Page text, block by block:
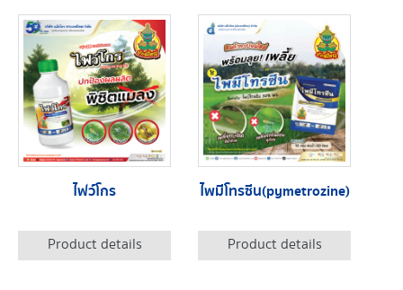
ไฟว์โกร
Product details
ไพมีโทรซีน(pymetrozine)
Product details